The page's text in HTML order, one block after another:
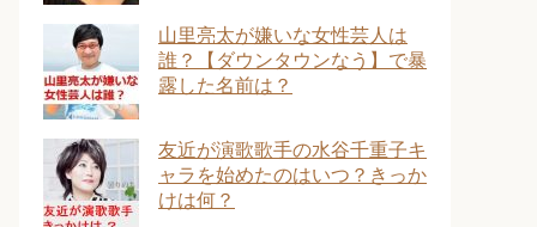
山里亮太が嫌いな女性芸人は
誰？【ダウンタウンなう】で暴
露した名前は？
友近が演歌歌手の水谷千重子キ
ャラを始めたのはいつ？きっか
けは何？